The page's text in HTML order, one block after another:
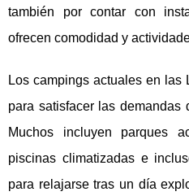
también por contar con
ofrecen comodidad y
Los campings actuales en
para satisfacer las demandas
Muchos incluyen parques
piscinas climatizadas e
para relajarse tras un día